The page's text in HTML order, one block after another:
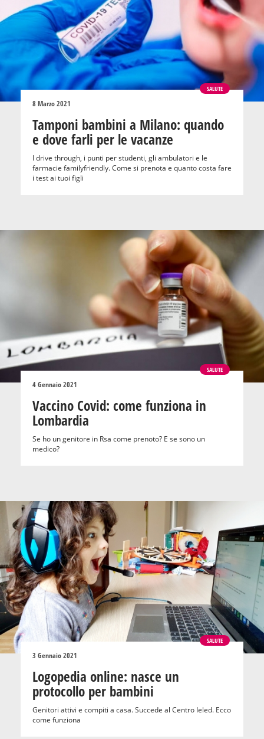
SALUTE
8 Marzo 2021
Tamponi bambini a Milano: quando
e dove farli per le vacanze
I drive through, i punti per studenti, gli ambulatori e le
farmacie familyfriendly. Come si prenota e quanto costa fare
i test ai tuoi figli
SALUTE
4 Gennaio 2021
Vaccino Covid: come funziona in
Lombardia
Se ho un genitore in Rsa come prenoto? E se sono un
medico?
SALUTE
3 Gennaio 2021
Logopedia online: nasce un
protocollo per bambini
Genitori attivi e compiti a casa. Succede al Centro Ieled. Ecco
come funziona